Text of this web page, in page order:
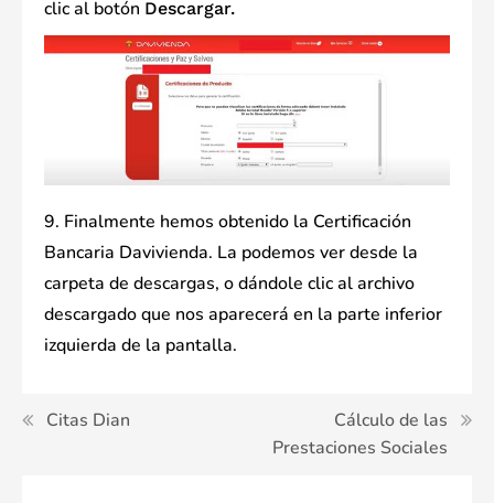
clic al botón Descargar.
9. Finalmente hemos obtenido la Certificación
Bancaria Davivienda. La podemos ver desde la
carpeta de descargas, o dándole clic al archivo
descargado que nos aparecerá en la parte inferior
izquierda de la pantalla.
Navegación
Citas Dian
Cálculo de las
Prestaciones Sociales